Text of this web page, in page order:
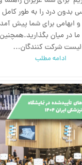
بدون درد را به طور
ابهامی برای شما پیش
در میان
شرکت‌ کنندگان...
ادامه مطلب